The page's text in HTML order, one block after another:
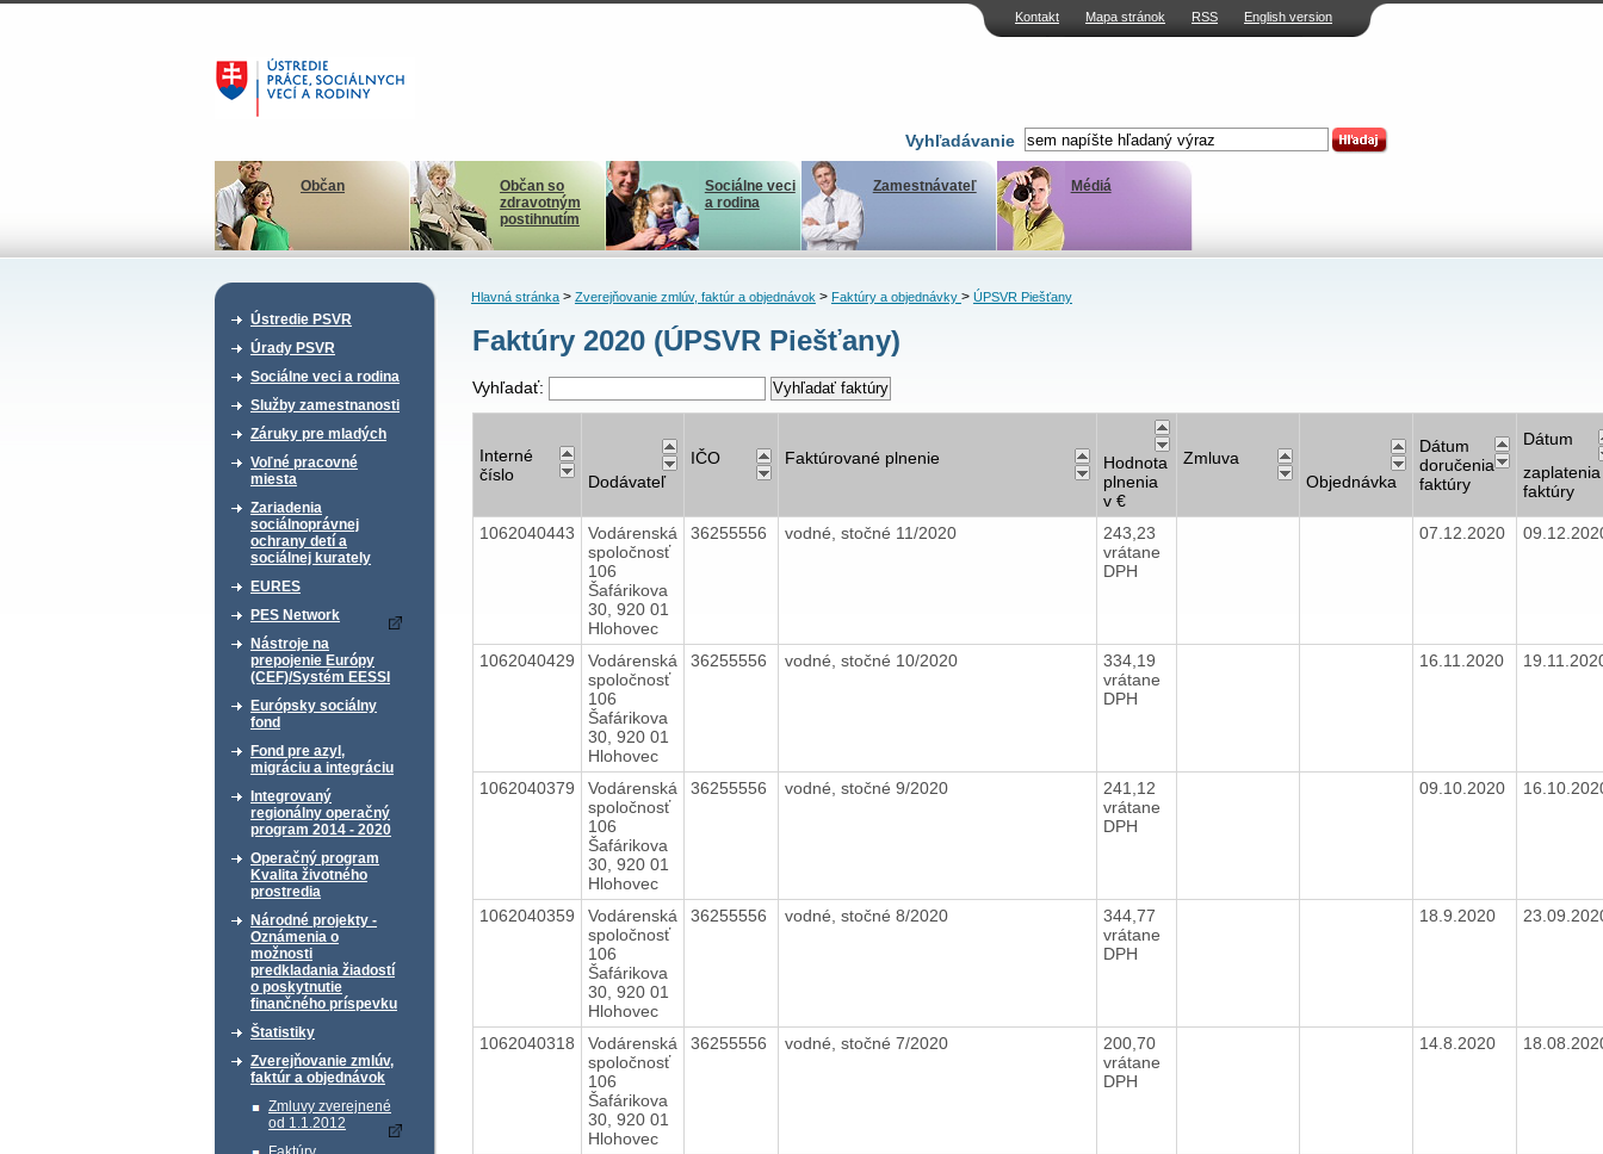
Kontakt Mapa stránok RSS English version
Vyhľadávanie
Občan
Občan so
zdravotným
postihnutím
Sociálne veci
a rodina
Zamestnávateľ Médiá
Ústredie PSVR
Úrady PSVR
Sociálne veci a rodina
Služby zamestnanosti
Záruky pre mladých
Voľné pracovné
miesta
Zariadenia
sociálnoprávnej
ochrany detí a
sociálnej kurately
EURES
PES Network
Nástroje na
prepojenie Európy
(CEF)/Systém EESSI
Európsky sociálny
fond
Fond pre azyl,
migráciu a integráciu
Integrovaný
regionálny operačný
program 2014 - 2020
Operačný program
Kvalita životného
prostredia
Národné projekty -
Oznámenia o
možnosti
predkladania žiadostí
o poskytnutie
finančného príspevku
Štatistiky
Zverejňovanie zmlúv,
faktúr a objednávok
Zmluvy zverejnené
od 1.1.2012
Hlavná stránka> Zverejňovanie zmlúv, faktúr a objednávok> Faktúry a objednávky > ÚPSVR Piešťany
Faktúry 2020 (ÚPSVR Piešťany)
Vyhľadať:
Interné
číslo
Dodávateľ
IČO Faktúrované plnenie
Hodnota
plnenia
v €
Zmluva
Objednávka
Dátum
doručenia
faktúry
Dátum
zaplatenia
faktúry
1062040443
Vodárenská
spoločnosť
106
Šafárikova
30, 920 01
Hlohovec
36255556 vodné, stočné 11/2020
243,23
vrátane
DPH
07.12.2020
1062040429
Vodárenská
spoločnosť
106
Šafárikova
30, 920 01
Hlohovec
36255556 vodné, stočné 10/2020
334,19
vrátane
DPH
16.11.2020
1062040379
Vodárenská
spoločnosť
106
Šafárikova
30, 920 01
Hlohovec
36255556 vodné, stočné 9/2020
241,12
vrátane
DPH
09.10.2020
1062040359
Vodárenská
spoločnosť
106
Šafárikova
30, 920 01
Hlohovec
36255556 vodné, stočné 8/2020
344,77
vrátane
DPH
18.9.2020
1062040318
Vodárenská
spoločnosť
106
Šafárikova
30, 920 01
Hlohovec
36255556 vodné, stočné 7/2020
200,70
vrátane
DPH
14.8.2020